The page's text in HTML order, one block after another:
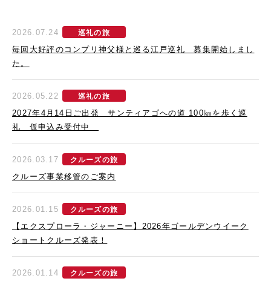
2026.07.24 巡礼の旅
毎回大好評のコンプリ神父様と巡る江戸巡礼 募集開始しまし
た。
2026.05.22 巡礼の旅
2027年4月14日ご出発 サンティアゴへの道 100㎞を歩く巡
礼 仮申込み受付中
2026.03.17 クルーズの旅
クルーズ事業移管のご案内
2026.01.15 クルーズの旅
【エクスプローラ・ジャーニー】2026年ゴールデンウイーク
ショートクルーズ発表！
2026.01.14 クルーズの旅